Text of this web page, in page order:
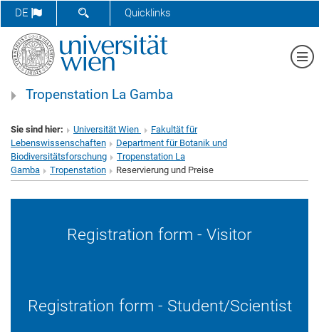
DE SUCHFORMULAR ÖFFNEN
Quicklinks
Tropenstation La Gamba
Sie sind hier: Universität Wien
Fakultät für
Lebenswissenschaften
Department für Botanik und
Biodiversitätsforschung
Tropenstation La
Gamba
Tropenstation Reservierung und Preise
Registration form - Visitor
Registration form - Student/Scientist